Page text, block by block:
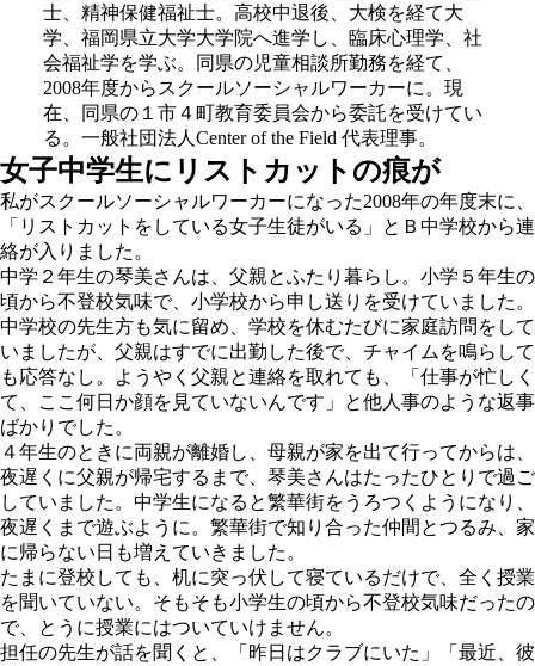
士、精神保健福祉士。高校中退後、大検を経て大
学、福岡県立大学大学院へ進学し、臨床心理学、社
会福祉学を学ぶ。同県の児童相談所勤務を経て、
2008年度からスクールソーシャルワーカーに。現
在、同県の１市４町教育委員会から委託を受けてい
る。一般社団法人Center of the Field 代表理事。
女子中学生にリストカットの痕が
私がスクールソーシャルワーカーになった2008年の年度末に、
「リストカットをしている女子生徒がいる」とＢ中学校から連
絡が入りました。
中学２年生の琴美さんは、父親とふたり暮らし。小学５年生の
頃から不登校気味で、小学校から申し送りを受けていました。
中学校の先生方も気に留め、学校を休むたびに家庭訪問をして
いましたが、父親はすでに出勤した後で、チャイムを鳴らして
も応答なし。ようやく父親と連絡を取れても、「仕事が忙しく
て、ここ何日か顔を見ていないんです」と他人事のような返事
ばかりでした。
４年生のときに両親が離婚し、母親が家を出て行ってからは、
夜遅くに父親が帰宅するまで、琴美さんはたったひとりで過ご
していました。中学生になると繁華街をうろつくようになり、
夜遅くまで遊ぶように。繁華街で知り合った仲間とつるみ、家
に帰らない日も増えていきました。
たまに登校しても、机に突っ伏して寝ているだけで、全く授業
を聞いていない。そもそも小学生の頃から不登校気味だったの
で、とうに授業にはついていけません。
担任の先生が話を聞くと、「昨日はクラブにいた」「最近、彼